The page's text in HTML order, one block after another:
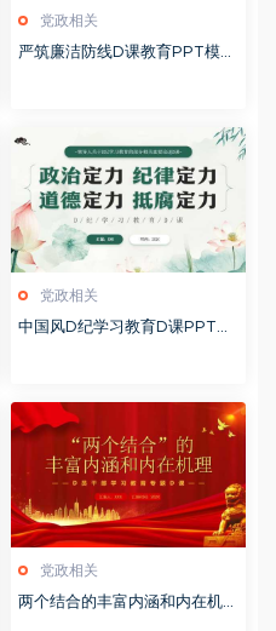
党政相关
严筑廉洁防线D课教育PPT模板
党政相关
中国风D纪学习教育D课PPT模
党政相关
两个结合的丰富内涵和内在机理